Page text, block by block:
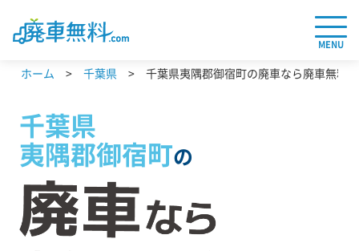
MENU
ホーム 千葉県 千葉県夷隅郡御宿町の廃車なら廃車無料
千葉県
夷隅郡御宿町の